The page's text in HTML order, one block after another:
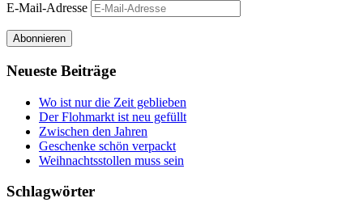
E-Mail-Adresse
Abonnieren
Neueste Beiträge
Wo ist nur die Zeit geblieben
Der Flohmarkt ist neu gefüllt
Zwischen den Jahren
Geschenke schön verpackt
Weihnachtsstollen muss sein
Schlagwörter